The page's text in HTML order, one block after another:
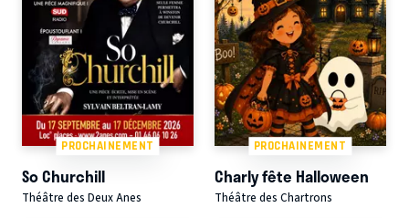
PROCHAINEMENT
So Churchill
Théâtre des Deux Anes
PROCHAINEMENT
Charly fête Halloween
Théâtre des Chartrons